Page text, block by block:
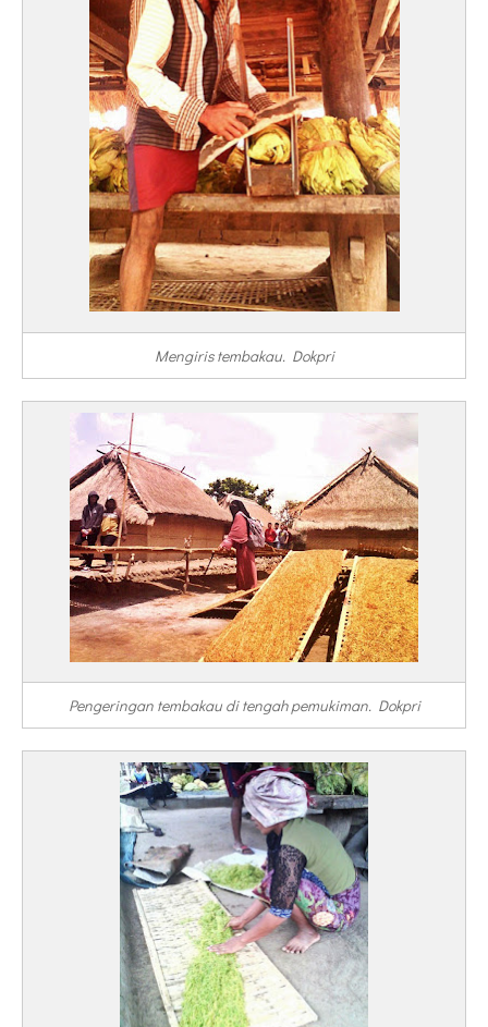
Mengiris tembakau. Dokpri
Pengeringan tembakau di tengah pemukiman. Dokpri